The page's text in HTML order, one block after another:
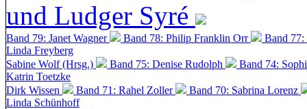
und Ludger Syré
Band 79: Janet Wagner Band 78: Philip Franklin Orr
Band
Linda Freyberg
Sabine Wolf (Hrsg.)
Band 75: Denise Rudolph
Band 74:
Katrin Toetzke
Dirk Wissen
Band 71: Rahel Zoller
Band 70: Sabrina Lorenz
Linda Schünhoff